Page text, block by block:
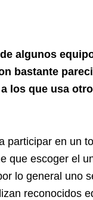
algunos
bastante
los que usa
participar en un
que escoger el
lo general uno
reconocidos